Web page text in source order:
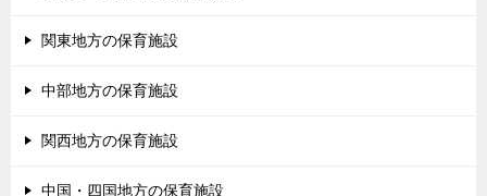
関東地方の保育施設
中部地方の保育施設
関西地方の保育施設
中国・四国地方の保育施設